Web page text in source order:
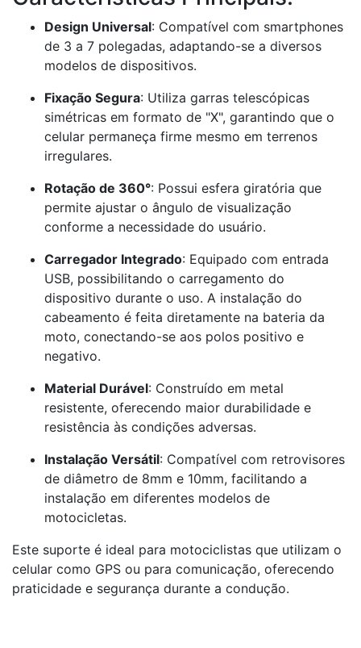
Design Universal: Compatível com smartphones
de 3 a 7 polegadas, adaptando-se a diversos
modelos de dispositivos.​
Fixação Segura: Utiliza garras telescópicas
simétricas em formato de "X", garantindo que o
celular permaneça firme mesmo em terrenos
irregulares.​
Rotação de 360°: Possui esfera giratória que
permite ajustar o ângulo de visualização
conforme a necessidade do usuário.​
Carregador Integrado: Equipado com entrada
USB, possibilitando o carregamento do
dispositivo durante o uso. A instalação do
cabeamento é feita diretamente na bateria da
moto, conectando-se aos polos positivo e
negativo.​
Material Durável: Construído em metal
resistente, oferecendo maior durabilidade e
resistência às condições adversas.​
Instalação Versátil: Compatível com retrovisores
de diâmetro de 8mm e 10mm, facilitando a
instalação em diferentes modelos de
motocicletas.​
Este suporte é ideal para motociclistas que utilizam o
celular como GPS ou para comunicação, oferecendo
praticidade e segurança durante a condução.​